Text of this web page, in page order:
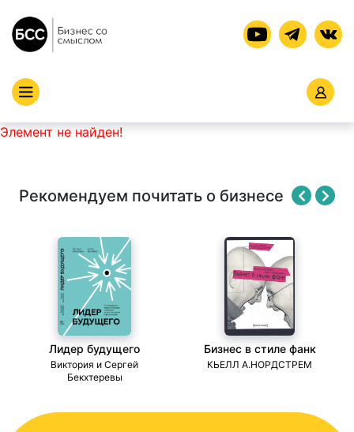
Элемент не найден!
Рекомендуем почитать о бизнесе
Лидер будущего
Виктория и Сергей
Бекхтеревы
Бизнес в стиле фанк
КЬЕЛЛ А.НОРДСТРЕМ